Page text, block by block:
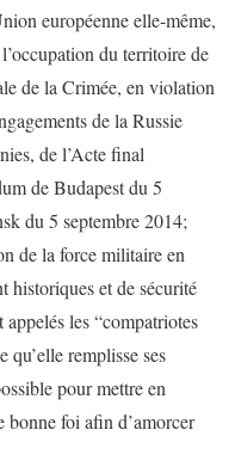
européenne elle-même,
du territoire de
de la Crimée, en violation
de la Russie
de l’Acte final
de Budapest du 5
du 5 septembre 2014;
de la force militaire en
historiques et de sécurité
les “compatriotes
qu’elle remplisse ses
pour mettre en
bonne foi afin d’amorcer